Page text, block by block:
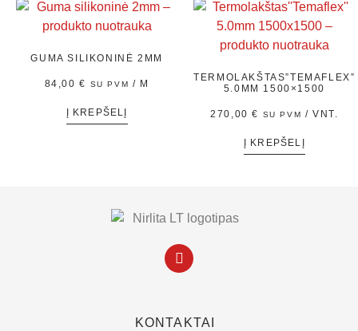
GUMA SILIKONINĖ 2MM
84,00€ SU PVM / M
Į KREPŠELĮ
TERMOLAKŠTAS”TEMAFLEX”
5.0MM 1500×1500
270,00€ SU PVM / VNT.
Į KREPŠELĮ
KONTAKTAI